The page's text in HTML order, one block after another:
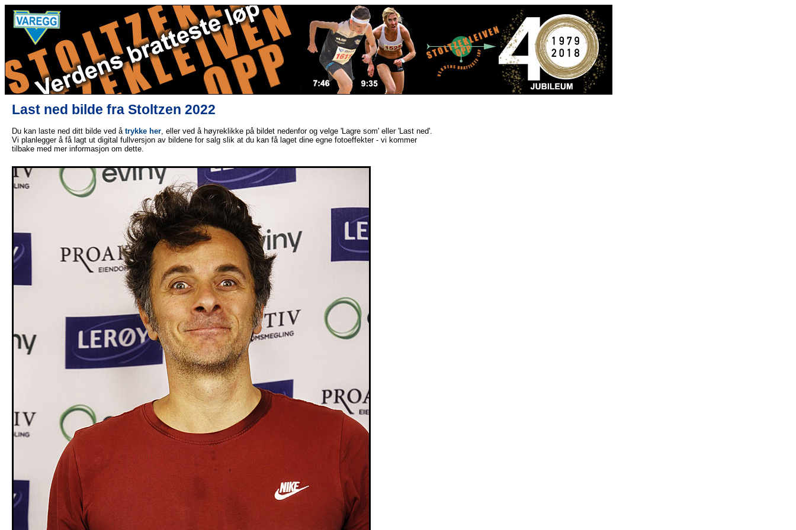
Last ned bilde fra Stoltzen 2022
Du kan laste ned ditt bilde ved å trykke her, eller ved å høyreklikke på bildet nedenfor og velge 'Lagre som' eller 'Last ned'.
Vi planlegger å få lagt ut digital fullversjon av bildene for salg slik at du kan få laget dine egne fotoeffekter - vi kommer
tilbake med mer informasjon om dette.